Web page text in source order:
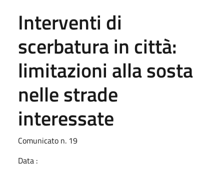
Interventi di
scerbatura in città:
limitazioni alla sosta
nelle strade
interessate
Comunicato n. 19
Data :